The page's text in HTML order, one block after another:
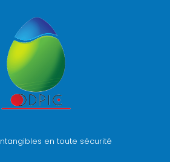
en toute sécurité